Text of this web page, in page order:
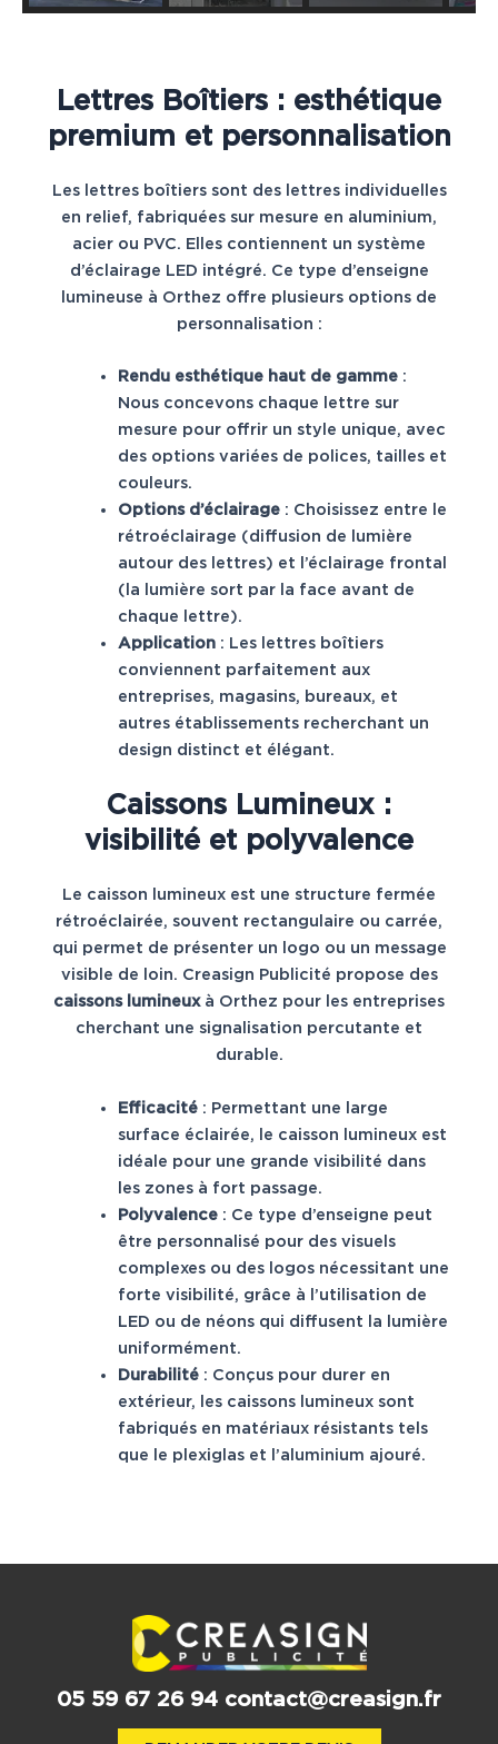
Lettres Boîtiers : esthétique
premium et personnalisation
Les lettres boîtiers sont des lettres individuelles
en relief, fabriquées sur mesure en aluminium,
acier ou PVC. Elles contiennent un système
d’éclairage LED intégré. Ce type d’enseigne
lumineuse à Orthez offre plusieurs options de
personnalisation :
Rendu esthétique haut de gamme:
Nous concevons chaque lettre sur
mesure pour offrir un style unique, avec
des options variées de polices, tailles et
couleurs.
Options d’éclairage: Choisissez entre le
rétroéclairage (diffusion de lumière
autour des lettres) et l’éclairage frontal
(la lumière sort par la face avant de
chaque lettre).
Application: Les lettres boîtiers
conviennent parfaitement aux
entreprises, magasins, bureaux, et
autres établissements recherchant un
design distinct et élégant.
Caissons Lumineux :
visibilité et polyvalence
Le caisson lumineux est une structure fermée
rétroéclairée, souvent rectangulaire ou carrée,
qui permet de présenter un logo ou un message
visible de loin. Creasign Publicité propose des
caissons lumineuxà Orthez pour les entreprises
cherchant une signalisation percutante et
durable.
Efficacité: Permettant une large
surface éclairée, le caisson lumineux est
idéale pour une grande visibilité dans
les zones à fort passage.
Polyvalence: Ce type d’enseigne peut
être personnalisé pour des visuels
complexes ou des logos nécessitant une
forte visibilité, grâce à l’utilisation de
LED ou de néons qui diffusent la lumière
uniformément.
Durabilité: Conçus pour durer en
extérieur, les caissons lumineux sont
fabriqués en matériaux résistants tels
que le plexiglas et l’aluminium ajouré.
05 59 67 26 94 contact@creasign.fr